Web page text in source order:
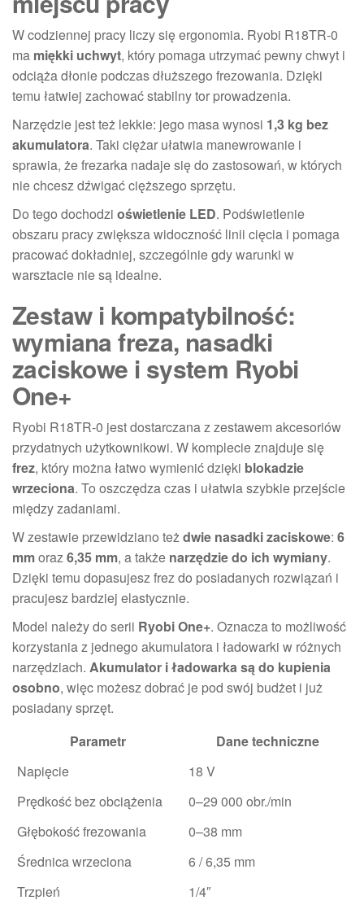
W codziennej pracy liczy się ergonomia. Ryobi R18TR-0
ma miękki uchwyt, który pomaga utrzymać pewny chwyt i
odciąża dłonie podczas dłuższego frezowania. Dzięki
temu łatwiej zachować stabilny tor prowadzenia.
Narzędzie jest też lekkie: jego masa wynosi 1,3 kg bez
akumulatora. Taki ciężar ułatwia manewrowanie i
sprawia, że frezarka nadaje się do zastosowań, w których
nie chcesz dźwigać cięższego sprzętu.
Do tego dochodzi oświetlenie LED. Podświetlenie
obszaru pracy zwiększa widoczność linii cięcia i pomaga
pracować dokładniej, szczególnie gdy warunki w
warsztacie nie są idealne.
Zestaw i kompatybilność:
wymiana freza, nasadki
zaciskowe i system Ryobi
One+
Ryobi R18TR-0 jest dostarczana z zestawem akcesoriów
przydatnych użytkownikowi. W komplecie znajduje się
frez, który można łatwo wymienić dzięki blokadzie
wrzeciona. To oszczędza czas i ułatwia szybkie przejście
między zadaniami.
W zestawie przewidziano teżdwie nasadki zaciskowe: 6
mmoraz6,35 mm, a także narzędzie do ich wymiany.
Dzięki temu dopasujesz frez do posiadanych rozwiązań i
pracujesz bardziej elastycznie.
Model należy do serii Ryobi One+. Oznacza to możliwość
korzystania z jednego akumulatora i ładowarki w różnych
narzędziach. Akumulator i ładowarka są do kupienia
osobno, więc możesz dobrać je pod swój budżet i już
posiadany sprzęt.
Parametr
Dane techniczne
Napięcie
18 V
Prędkość bez obciążenia
0–29 000 obr./min
Głębokość frezowania
0–38 mm
Średnica wrzeciona
6 / 6,35 mm
Trzpień
1/4″